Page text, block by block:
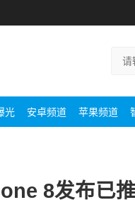
光 安卓频道 苹果频道
8发布已